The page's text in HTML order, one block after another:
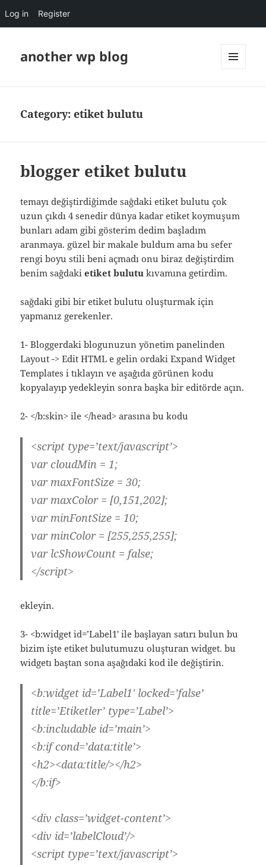
Log in Register
another wp blog
Category:etiket bulutu
blogger etiket bulutu
temayı değiştirdiğimde sağdaki etiket bulutu çok
uzun çıkdı 4 senedir dünya kadar etiket koymuşum
bunları adam gibi gösterim dedim başladım
aranmaya. güzel bir makale buldum ama bu sefer
rengi boyu stili beni açmadı onu biraz değiştirdim
benim sağdakietiket bulutu kıvamına getirdim.
sağdaki gibi bir etiket bulutu oluşturmak için
yapmanız gerekenler.
1- Bloggerdaki blogunuzun yönetim panelinden
Layout -> Edit HTML e gelin ordaki Expand Widget
Templates i tıklayın ve aşağıda görünen kodu
kopyalayıp yedekleyin sonra başka bir editörde açın.
2- </b:skin> ile </head> arasına bu kodu
<script type=’text/javascript’>
var cloudMin = 1;
var maxFontSize = 30;
var maxColor = [0,151,202];
var minFontSize = 10;
var minColor = [255,255,255];
var lcShowCount = false;
</script>
ekleyin.
3- <b:widget id=’Label1′ ile başlayan satırı bulun bu
bizim işte etiket bulutumuzu oluşturan widget. bu
widgetı baştan sona aşağıdaki kod ile değiştirin.
<b:widget id=’Label1′ locked=’false’
title=’Etiketler’ type=’Label’>
<b:includable id=’main’>
<b:if cond=’data:title’>
<h2><data:title/></h2>
</b:if>
<div class=’widget-content’>
<div id=’labelCloud’/>
<script type=’text/javascript’>